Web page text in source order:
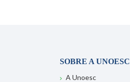
SOBRE A UNOESC
A Unoesc